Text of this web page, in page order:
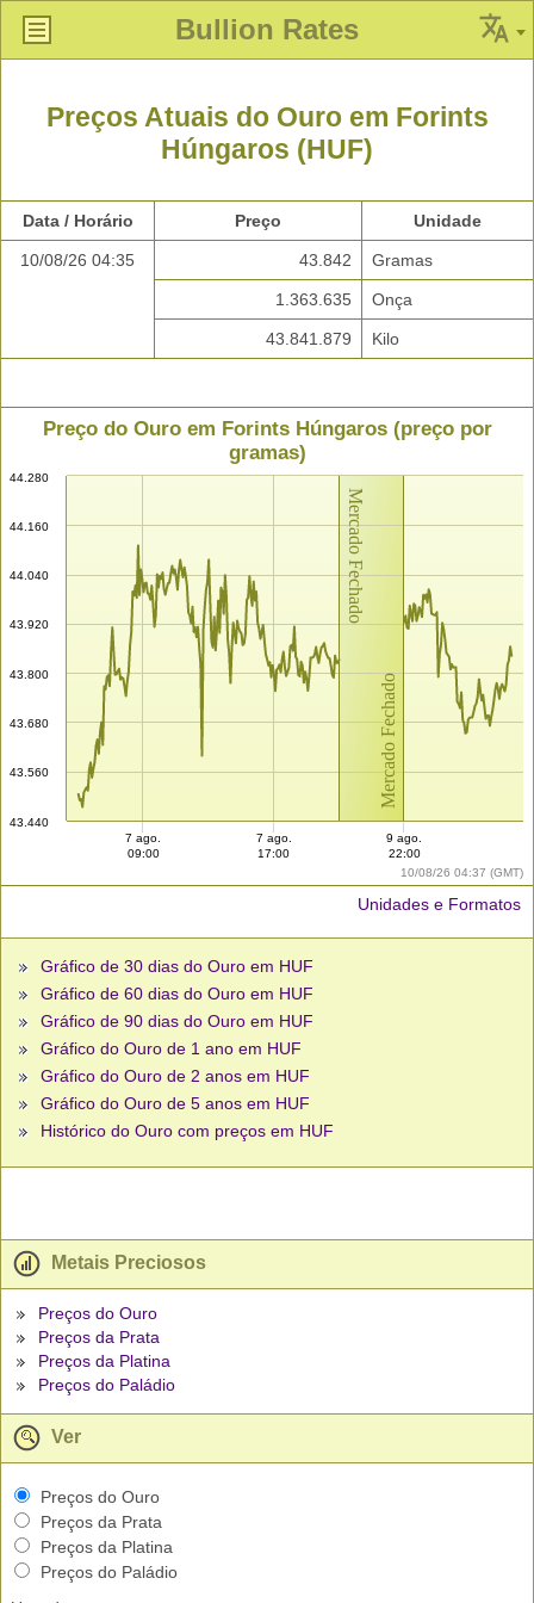
Bullion Rates
Preços Atuais do Ouro em Forints
Húngaros (HUF)
Data / Horário Preço Unidade
10/08/26 04:35 43.842 Gramas
1.363.635 Onça
43.841.879 Kilo
Mercado Fechado
Mercado Fechado
10/08/26 04:37 (GMT)
Preço do Ouro em Forints Húngaros (preço por
gramas)
43.440
43.560
43.680
43.800
43.920
44.040
44.160
44.280
7 ago.
09:00
7 ago.
17:00
9 ago.
22:00
Unidades e Formatos
Gráfico de 30 dias do Ouro em HUF
Gráfico de 60 dias do Ouro em HUF
Gráfico de 90 dias do Ouro em HUF
Gráfico do Ouro de 1 ano em HUF
Gráfico do Ouro de 2 anos em HUF
Gráfico do Ouro de 5 anos em HUF
Histórico do Ouro com preços em HUF
Metais Preciosos
Preços do Ouro
Preços da Prata
Preços da Platina
Preços do Paládio
Ver
Preços do Ouro
Preços da Prata
Preços da Platina
Preços do Paládio